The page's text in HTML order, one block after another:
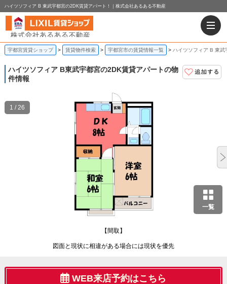
ハイツソフィア B 東武宇都宮の2DK賃貸アパート！｜株式会社あるある不動産
宇都宮賃貸ショップ 賃貸物件検索 宇都宮市の賃貸情報一覧 ハイツソフィア B 東
ハイツソフィア B東武宇都宮の2DK賃貸アパートの物
件情報
一覧
【間取】
図面と現状に相違がある場合には現状を優先
1 / 26
WEB来店予約はこちら